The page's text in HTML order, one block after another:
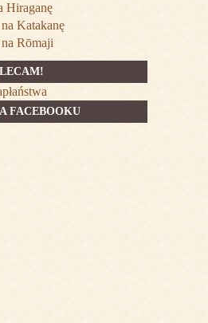
Hiraganę
Katakanę
Rōmaji
FACEBOOKU